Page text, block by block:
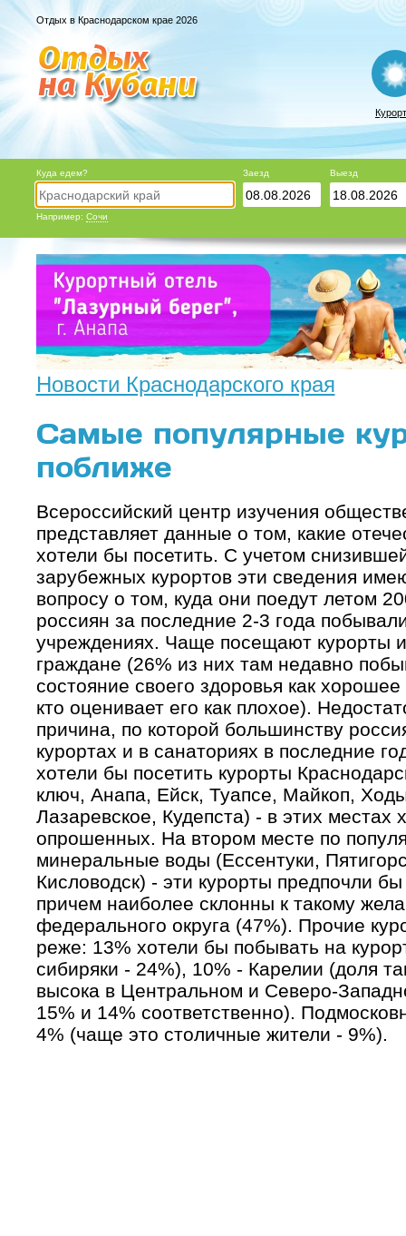
Отдых в Краснодарском крае 2026
Куда едем?
Например: Сочи
Заезд Выезд
Новости Краснодарского края
Самые популярные
поближе
Всероссийский центр изучения
представляет данные о том, какие
хотели бы посетить. С учетом
зарубежных курортов эти сведения
вопросу о том, куда они поедут летом
россиян за последние 2-3 года
учреждениях. Чаще посещают курорты
граждане (26% из них там недавно
состояние своего здоровья как
кто оценивает его как плохое).
причина, по которой большинству
курортах и в санаториях в последние
хотели бы посетить курорты
ключ, Анапа, Ейск, Туапсе, Майкоп,
Лазаревское, Кудепста) - в этих местах
опрошенных. На втором месте по
минеральные воды (Ессентуки,
Кисловодск) - эти курорты предпочли
причем наиболее склонны к такому
федерального округа (47%). Прочие
реже: 13% хотели бы побывать на
сибиряки - 24%), 10% - Карелии (доля
высока в Центральном и Северо-
15% и 14% соответственно).
4% (чаще это столичные жители - 9%).